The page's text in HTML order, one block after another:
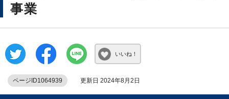
事業
いいね！
ページID1064939 更新日 2024年8月2日